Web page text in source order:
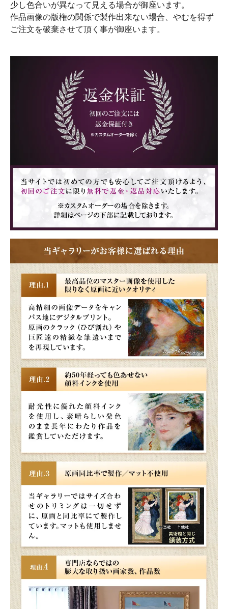
少し色合いが異なって見える場合が御座います。
作品画像の版権の関係で製作出来ない場合、やむを得ず
ご注文を破棄させて頂く事が御座います。